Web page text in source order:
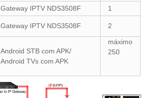
Gateway IPTV NDS3508F
1
Gateway IPTV NDS3508F 2
Android STB com APK/
Android TVs com APK
máximo
250